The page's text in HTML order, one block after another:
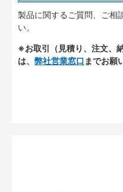
製品に関するご質問、ご相
い。
※お取引（見積り、注文、
は、 弊社営業窓口 までお願